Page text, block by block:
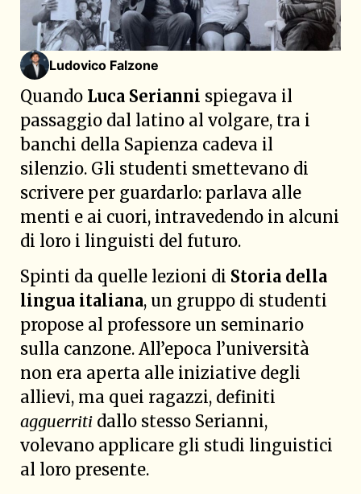
Ludovico Falzone
Quando Luca Serianni spiegava il
passaggio dal latino al volgare, tra i
banchi della Sapienza cadeva il
silenzio. Gli studenti smettevano di
scrivere per guardarlo: parlava alle
menti e ai cuori, intravedendo in alcuni
di loro i linguisti del futuro.
Spinti da quelle lezioni di Storia della
lingua italiana, un gruppo di studenti
propose al professore un seminario
sulla canzone. All’epoca l’università
non era aperta alle iniziative degli
allievi, ma quei ragazzi, definiti
agguerriti dallo stesso Serianni,
volevano applicare gli studi linguistici
al loro presente.